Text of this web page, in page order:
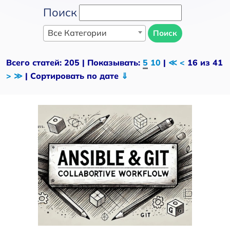
Поиск
Все Категории Поиск
Всего статей: 205 | Показывать: 5 10 | ≪ < 16 из 41
> ≫ | Сортировать по дате ⇓